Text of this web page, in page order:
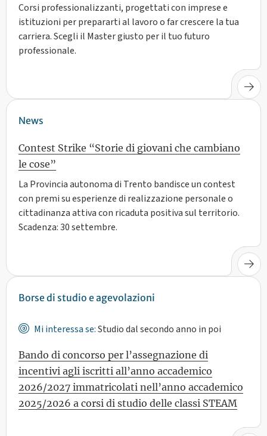
Corsi professionalizzanti, progettati con imprese e
istituzioni per prepararti al lavoro o far crescere la tua
carriera. Scegli il Master giusto per il tuo futuro
professionale.
News
Contest Strike “Storie di giovani che cambiano
le cose”
La Provincia autonoma di Trento bandisce un contest
con premi su esperienze di realizzazione personale o
cittadinanza attiva con ricaduta positiva sul territorio.
Scadenza: 30 settembre.
Borse di studio e agevolazioni
Mi interessa se:Studio dal secondo anno in poi
Bando di concorso per l’assegnazione di
incentivi agli iscritti all’anno accademico
2026/2027 immatricolati nell’anno accademico
2025/2026 a corsi di studio delle classi STEAM